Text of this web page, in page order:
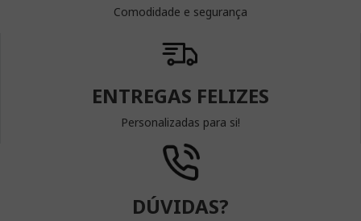
Comodidade e segurança
ENTREGAS FELIZES
Personalizadas para si!
DÚVIDAS?